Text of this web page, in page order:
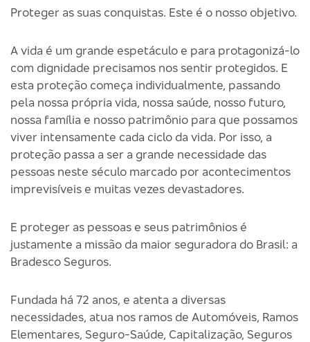
Proteger as suas conquistas. Este é o nosso objetivo.
A vida é um grande espetáculo e para protagonizá-lo
com dignidade precisamos nos sentir protegidos. E
esta proteção começa individualmente, passando
pela nossa própria vida, nossa saúde, nosso futuro,
nossa família e nosso patrimônio para que possamos
viver intensamente cada ciclo da vida. Por isso, a
proteção passa a ser a grande necessidade das
pessoas neste século marcado por acontecimentos
imprevisíveis e muitas vezes devastadores.
E proteger as pessoas e seus patrimônios é
justamente a missão da maior seguradora do Brasil: a
Bradesco Seguros.
Fundada há 72 anos, e atenta a diversas
necessidades, atua nos ramos de Automóveis, Ramos
Elementares, Seguro-Saúde, Capitalização, Seguros